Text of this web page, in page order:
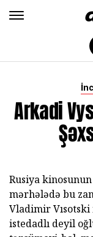
Arkadi
Rusiya
mərhələdə bu
Vladimir
istedadlı deyil